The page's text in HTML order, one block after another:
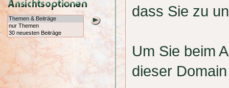
dass Sie zu
Um Sie beim
dieser